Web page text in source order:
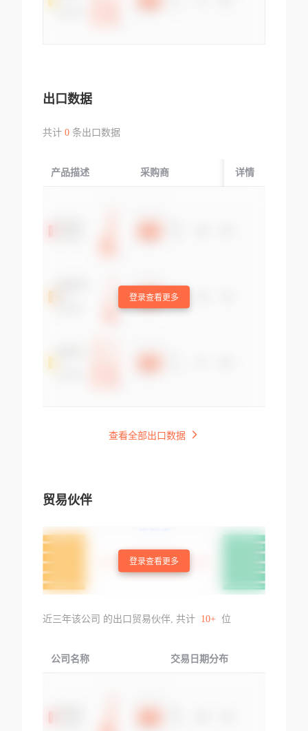
出口数据
共计 0条出口数据
产品描述 采购商 起运国/地区
详情
登录查看更多
查看全部出口数据
贸易伙伴
登录查看更多
近三年该公司 的出口贸易伙伴, 共计 10+ 位
公司名称 交易日期分布